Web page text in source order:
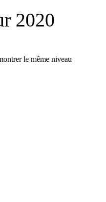
2020
le même niveau